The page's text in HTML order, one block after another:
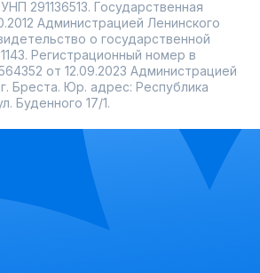
291136513. Государственная
Администрацией Ленинского
о государственной
Регистрационный номер в
от 12.09.2023 Администрацией
Бреста. Юр. адрес: Республика
Буденного 17/1.